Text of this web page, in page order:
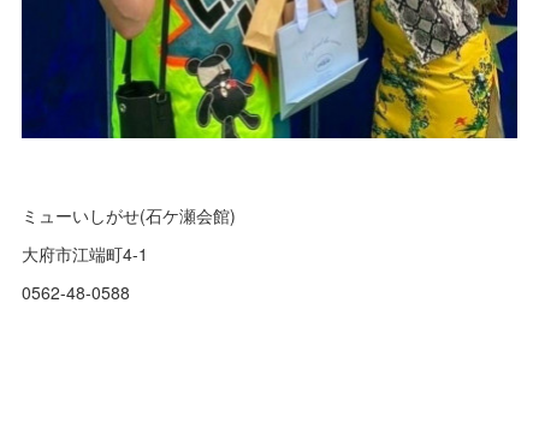
ミューいしがせ(石ケ瀬会館)
大府市江端町4-1
0562-48-0588⁡